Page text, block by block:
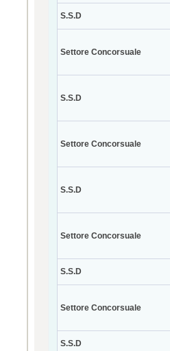
S.S.D
Settore Concorsuale
S.S.D
Settore Concorsuale
S.S.D
Settore Concorsuale
S.S.D
Settore Concorsuale
S.S.D